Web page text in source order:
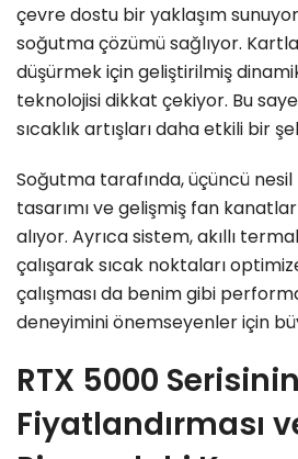
çevre dostu bir yaklaşım
soğutma çözümü sağlıyor.
düşürmek için geliştirilmiş
teknolojisi dikkat çekiyor. Bu
sıcaklık artışları daha etkili bir
Soğutma tarafında, üçüncü nesil
tasarımı ve gelişmiş fan
alıyor. Ayrıca sistem, akıllı
çalışarak sıcak noktaları
çalışması da benim gibi
deneyimini önemseyenler için
RTX 5000 Serisinin
Fiyatlandırması